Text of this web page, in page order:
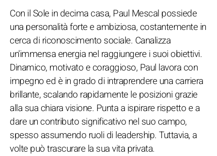
Con il Sole in decima casa, Paul Mescal possiede
una personalità forte e ambiziosa, costantemente in
cerca di riconoscimento sociale. Canalizza
un'immensa energia nel raggiungere i suoi obiettivi.
Dinamico, motivato e coraggioso, Paul lavora con
impegno ed è in grado di intraprendere una carriera
brillante, scalando rapidamente le posizioni grazie
alla sua chiara visione. Punta a ispirare rispetto e a
dare un contributo significativo nel suo campo,
spesso assumendo ruoli di leadership. Tuttavia, a
volte può trascurare la sua vita privata.